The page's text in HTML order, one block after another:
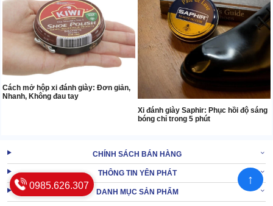
Cách mở hộp xi đánh giày: Đơn giản,
Nhanh, Không đau tay
Xi đánh giày Saphir: Phục hồi độ sáng
bóng chỉ trong 5 phút
CHÍNH SÁCH BÁN HÀNG
THÔNG TIN YÊN PHÁT
DANH MỤC SẢN PHẨM
0985.626.307 ↑